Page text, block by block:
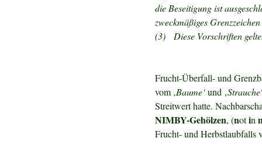
die Beseitigung ist
zweckmäßiges
(3)
Diese Vorschriften
Frucht-Überfall- und
vom ‚Baume‘und ‚Strauche
Streitwert hatte.
NIMBY-Gehölzen, (notin
Frucht- und Herbstlaubfalls